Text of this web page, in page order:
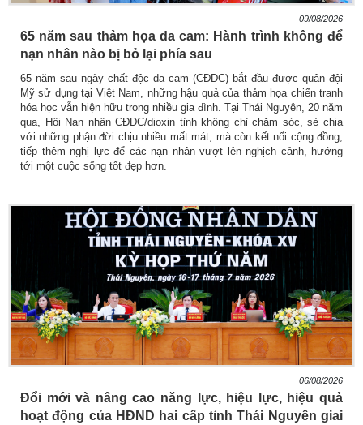
09/08/2026
65 năm sau thảm họa da cam: Hành trình không để
nạn nhân nào bị bỏ lại phía sau
65 năm sau ngày chất độc da cam (CĐDC) bắt đầu được quân đội
Mỹ sử dụng tại Việt Nam, những hậu quả của thảm họa chiến tranh
hóa học vẫn hiện hữu trong nhiều gia đình. Tại Thái Nguyên, 20 năm
qua, Hội Nạn nhân CĐDC/dioxin tỉnh không chỉ chăm sóc, sẻ chia
với những phận đời chịu nhiều mất mát, mà còn kết nối cộng đồng,
tiếp thêm nghị lực để các nạn nhân vượt lên nghịch cảnh, hướng
tới một cuộc sống tốt đẹp hơn.
06/08/2026
Đổi mới và nâng cao năng lực, hiệu lực, hiệu quả
hoạt động của HĐND hai cấp tỉnh Thái Nguyên giai